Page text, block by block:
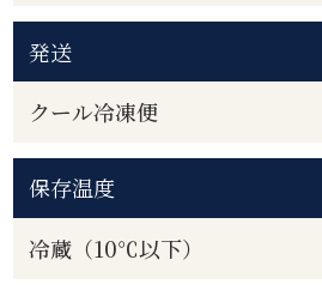
発送
クール冷凍便
保存温度
冷蔵（10℃以下）